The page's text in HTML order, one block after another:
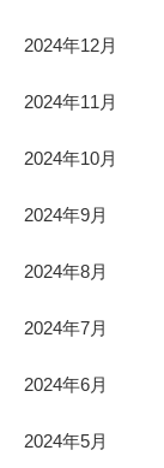
2024年12月
2024年11月
2024年10月
2024年9月
2024年8月
2024年7月
2024年6月
2024年5月